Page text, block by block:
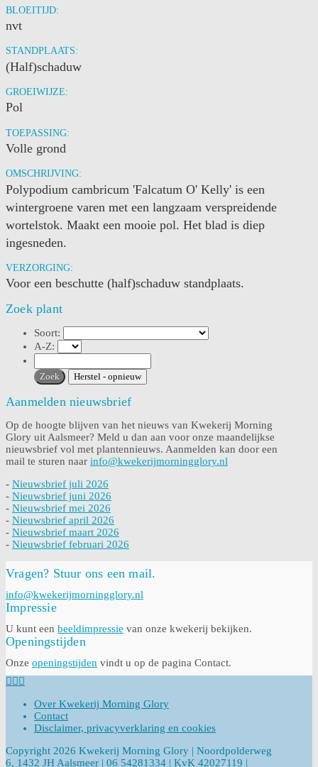
BLOEITIJD:
nvt
STANDPLAATS:
(Half)schaduw
GROEIWIJZE:
Pol
TOEPASSING:
Volle grond
OMSCHRIJVING:
Polypodium cambricum 'Falcatum O' Kelly' is een
wintergroene varen met een langzaam verspreidende
wortelstok. Maakt een mooie pol. Het blad is diep
ingesneden.
VERZORGING:
Voor een beschutte (half)schaduw standplaats.
Zoek plant
Soort:
A-Z:
Aanmelden nieuwsbrief
Op de hoogte blijven van het nieuws van Kwekerij Morning
Glory uit Aalsmeer? Meld u dan aan voor onze maandelijkse
nieuwsbrief vol met plantennieuws. Aanmelden kan door een
mail te sturen naar info@kwekerijmorningglory.nl
- Nieuwsbrief juli 2026
- Nieuwsbrief juni 2026
- Nieuwsbrief mei 2026
- Nieuwsbrief april 2026
- Nieuwsbrief maart 2026
- Nieuwsbrief februari 2026
Vragen? Stuur ons een mail.
info@kwekerijmorningglory.nl
Impressie
U kunt een beeldimpressie van onze kwekerij bekijken.
Openingstijden
Onze openingstijden vindt u op de pagina Contact.
Over Kwekerij Morning Glory
Contact
Disclaimer, privacyverklaring en cookies
Copyright 2026 Kwekerij Morning Glory | Noordpolderweg
6, 1432 JH Aalsmeer | 06 54281334 | KvK 42027119 |